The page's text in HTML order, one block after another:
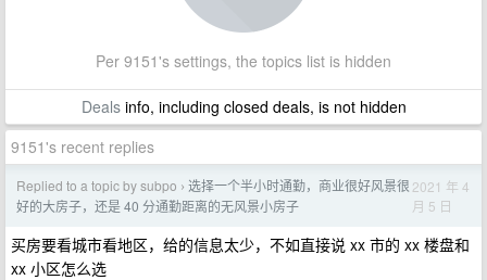
Per 9151's settings, the topics list is hidden
Dealsinfo, including closed deals, is not hidden
9151's recent replies
Replied to a topic by subpo › 选择一个半小时通勤，商业很好风景很
好的大房子，还是 40 分通勤距离的无风景小房子
2021 年 4
月 5 日
买房要看城市看地区，给的信息太少，不如直接说 xx 市的 xx 楼盘和
xx 小区怎么选